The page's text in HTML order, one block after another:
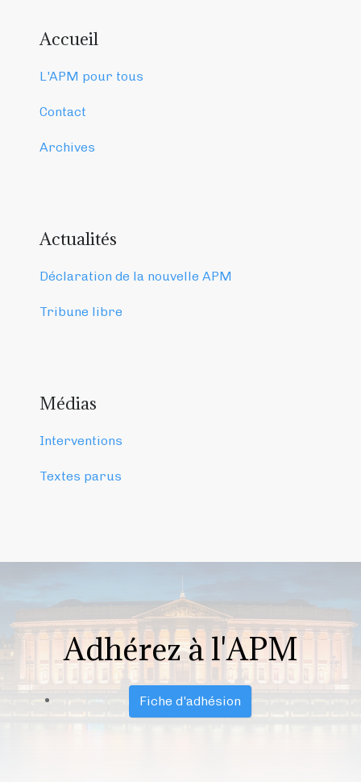
Accueil
L'APM pour tous
Contact
Archives
Actualités
Déclaration de la nouvelle APM
Tribune libre
Médias
Interventions
Textes parus
Adhérez à l'APM
Fiche d'adhésion